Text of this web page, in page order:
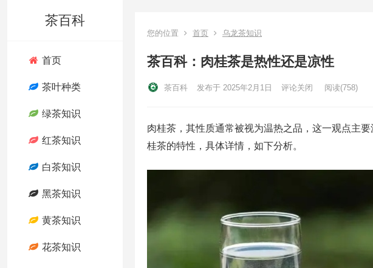
茶百科
首页
茶叶种类
绿茶知识
红茶知识
白茶知识
黑茶知识
黄茶知识
花茶知识
您的位置 首页 乌龙茶知识
茶百科：肉桂茶是热性还是凉性
茶百科 发布于 2025年2月1日 评论关闭 阅读(758)
肉桂茶，其性质通常被视为温热之品，这一观点主
桂茶的特性，具体详情，如下分析。